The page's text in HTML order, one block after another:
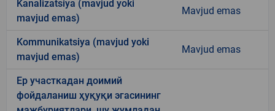
Kanalizatsiya (mavjud yoki
mavjud emas)
Mavjud emas
Kommunikatsiya (mavjud yoki
mavjud emas)
Mavjud emas
Ер участкадан доимий
фойдаланиш ҳуқуқи эгасининг